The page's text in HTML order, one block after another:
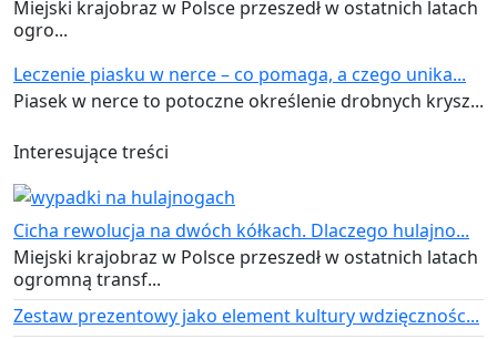
Miejski krajobraz w Polsce przeszedł w ostatnich latach
ogro...
Leczenie piasku w nerce – co pomaga, a czego unika...
Piasek w nerce to potoczne określenie drobnych krysz...
Interesujące treści
Cicha rewolucja na dwóch kółkach. Dlaczego hulajno...
Miejski krajobraz w Polsce przeszedł w ostatnich latach
ogromną transf...
Zestaw prezentowy jako element kultury wdzięcznośc...